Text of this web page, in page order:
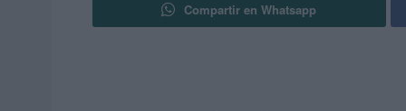
Compartir en Whatsapp